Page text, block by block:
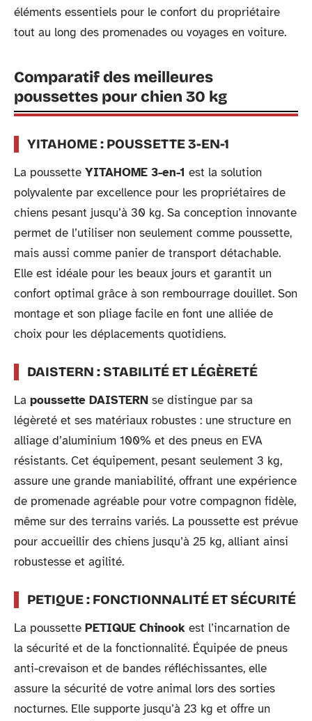
éléments essentiels pour le confort du propriétaire
tout au long des promenades ou voyages en voiture.
Comparatif des meilleures
poussettes pour chien 30 kg
YITAHOME : POUSSETTE 3-EN-1
La poussette YITAHOME 3-en-1 est la solution
polyvalente par excellence pour les propriétaires de
chiens pesant jusqu’à 30 kg. Sa conception innovante
permet de l’utiliser non seulement comme poussette,
mais aussi comme panier de transport détachable.
Elle est idéale pour les beaux jours et garantit un
confort optimal grâce à son rembourrage douillet. Son
montage et son pliage facile en font une alliée de
choix pour les déplacements quotidiens.
DAISTERN : STABILITÉ ET LÉGÈRETÉ
La poussette DAISTERN se distingue par sa
légèreté et ses matériaux robustes : une structure en
alliage d’aluminium 100% et des pneus en EVA
résistants. Cet équipement, pesant seulement 3 kg,
assure une grande maniabilité, offrant une expérience
de promenade agréable pour votre compagnon fidèle,
même sur des terrains variés. La poussette est prévue
pour accueillir des chiens jusqu’à 25 kg, alliant ainsi
robustesse et agilité.
PETIQUE : FONCTIONNALITÉ ET SÉCURITÉ
La poussette PETIQUE Chinook est l’incarnation de
la sécurité et de la fonctionnalité. Équipée de pneus
anti-crevaison et de bandes réfléchissantes, elle
assure la sécurité de votre animal lors des sorties
nocturnes. Elle supporte jusqu’à 23 kg et offre un